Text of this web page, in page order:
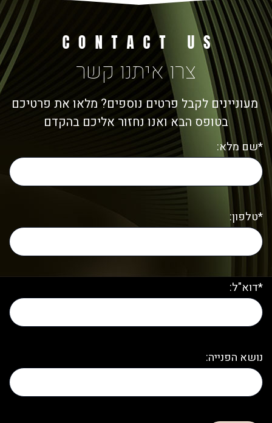
צרו איתנו קשר
מעוניינים לקבל פרטים נוספים? מלאו את פרטיכם
בטופס הבא ואנו נחזור אליכם בהקדם
*שם מלא:
*טלפון:
*דוא"ל:
נושא הפנייה: